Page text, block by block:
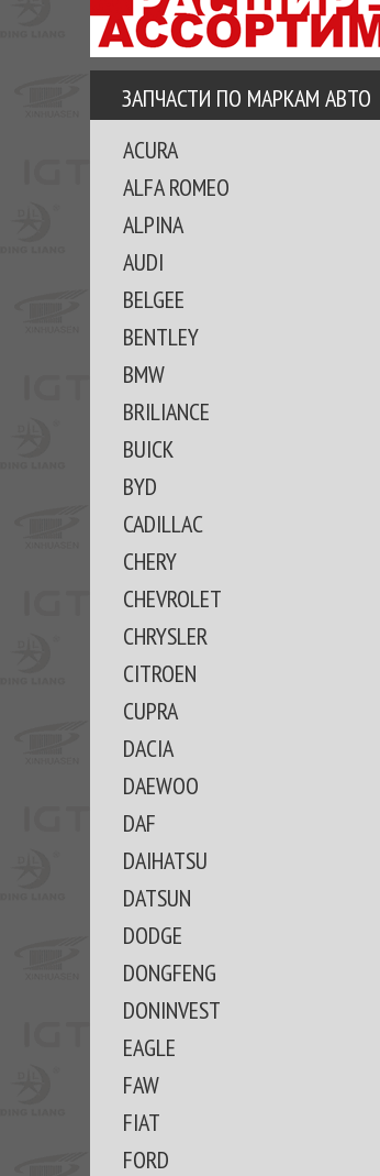
ЗАПЧАСТИ ПО МАРКАМ АВТО
ACURA
ALFA ROMEO
ALPINA
AUDI
BELGEE
BENTLEY
BMW
BRILIANCE
BUICK
BYD
CADILLAC
CHERY
CHEVROLET
CHRYSLER
CITROEN
CUPRA
DACIA
DAEWOO
DAF
DAIHATSU
DATSUN
DODGE
DONGFENG
DONINVEST
EAGLE
FAW
FIAT
FORD